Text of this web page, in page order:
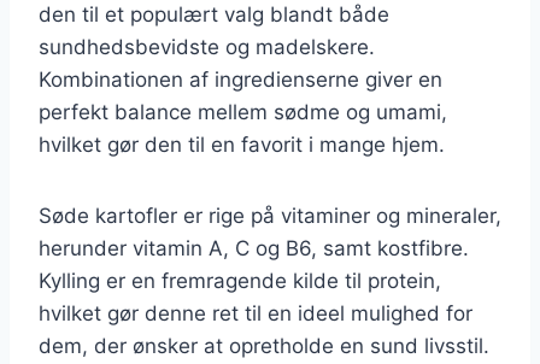
den til et populært valg blandt både
sundhedsbevidste og madelskere.
Kombinationen af ingredienserne giver en
perfekt balance mellem sødme og umami,
hvilket gør den til en favorit i mange hjem.
Søde kartofler er rige på vitaminer og mineraler,
herunder vitamin A, C og B6, samt kostfibre.
Kylling er en fremragende kilde til protein,
hvilket gør denne ret til en ideel mulighed for
dem, der ønsker at opretholde en sund livsstil.